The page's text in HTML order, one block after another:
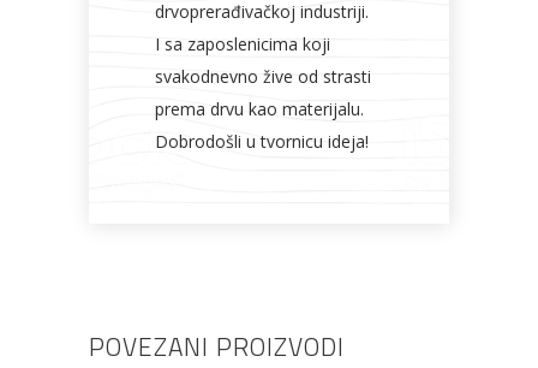
drvoprerađivačkoj industriji.
I sa zaposlenicima koji
svakodnevno žive od strasti
prema drvu kao materijalu.
Dobrodošli u tvornicu ideja!
POVEZANI PROIZVODI